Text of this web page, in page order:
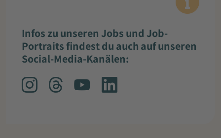
Infos zu unseren Jobs und Job-
Portraits findest du auch auf unseren
Social-Media-Kanälen: